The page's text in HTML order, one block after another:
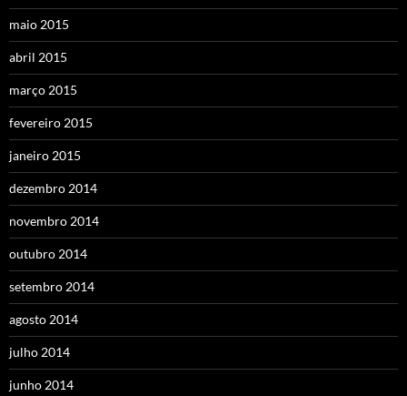
maio 2015
abril 2015
março 2015
fevereiro 2015
janeiro 2015
dezembro 2014
novembro 2014
outubro 2014
setembro 2014
agosto 2014
julho 2014
junho 2014